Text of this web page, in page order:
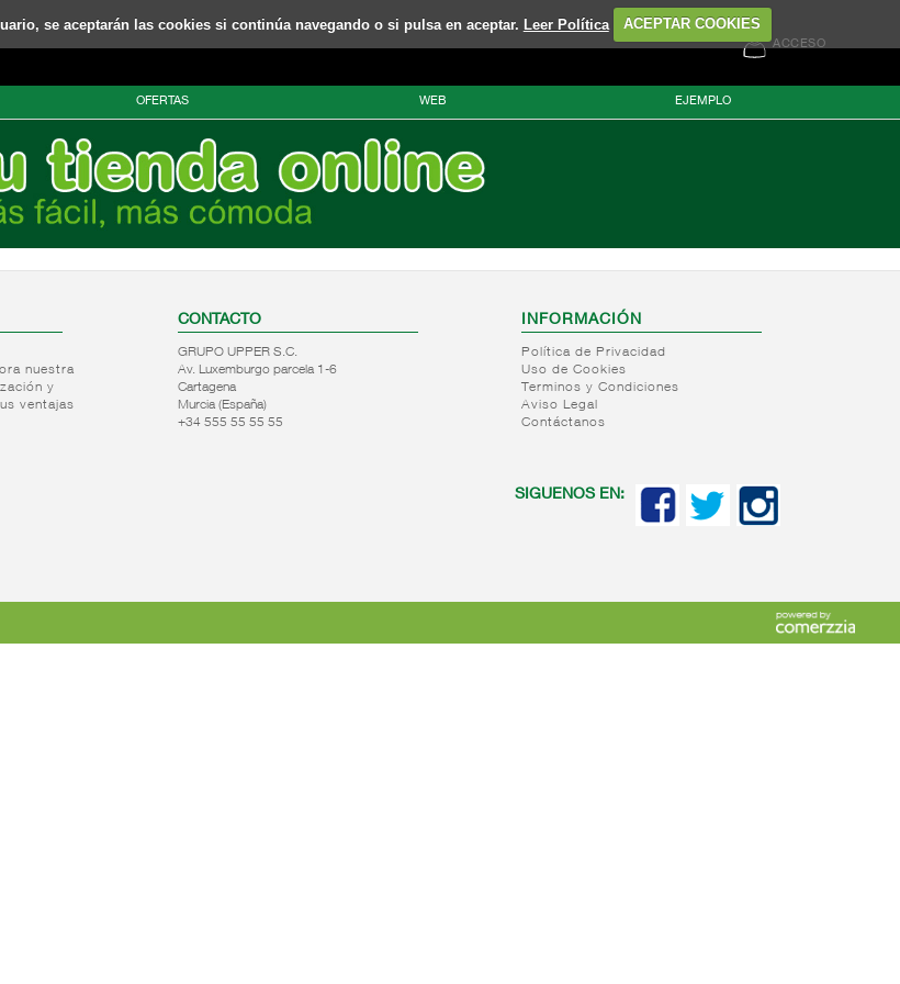
se aceptarán las cookies si continúa navegando o si pulsa en aceptar. Leer Política ACEPTAR COOKIES
ACCESO
OFERTAS WEB EJEMPLO
nuestra
y
ventajas
CONTACTO
GRUPO UPPER S.C.
Av. Luxemburgo parcela 1-6
Cartagena
Murcia (España)
+34 555 55 55 55
INFORMACIÓN
Política de Privacidad
Uso de Cookies
Terminos y Condiciones
Aviso Legal
Contáctanos
SIGUENOS EN: